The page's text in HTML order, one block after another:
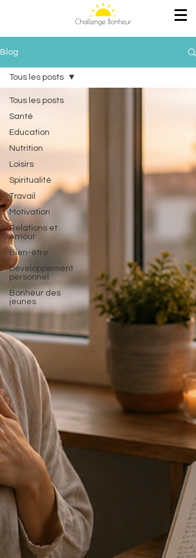
Blog
Tous les posts
Santé
Education
Nutrition
Loisirs
Spiritualité
Travail
Motivation
Relations et
Amour
Bien-être
Développement
personnel
Bonheur des
jeunes
Tous les posts